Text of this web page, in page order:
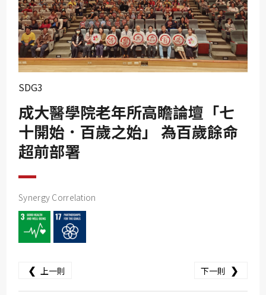
SDG7
SDG8
SDG9
SDG11
SDG12
SDG3
成大醫學院老年所高瞻論壇「七
十開始．百歲之始」 為百歲餘命
超前部署
Synergy Correlation
❮ 上一則 下一則 ❯